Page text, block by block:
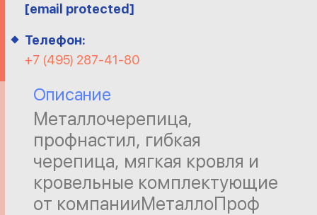
[email protected]
Телефон:
+7 (495) 287-41-80
Описание
Металлочерепица,
профнастил, гибкая
черепица, мягкая кровля и
кровельные комплектующие
от компанииМеталлоПроф